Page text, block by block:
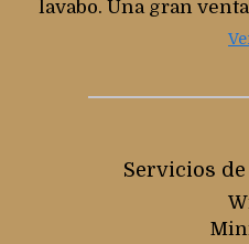
lavabo. Una gran
Servicios